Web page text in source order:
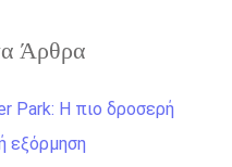
Άρθρα
Park: Η πιο δροσερή
εξόρμηση